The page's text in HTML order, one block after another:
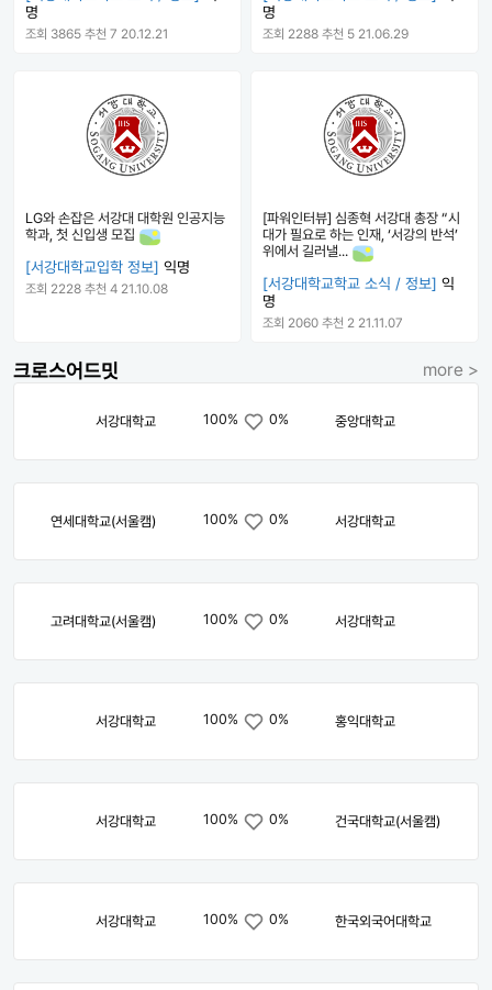
명
조회 3865 추천 7 20.12.21
명
조회 2288 추천 5 21.06.29
LG와 손잡은 서강대 대학원 인공지능
학과, 첫 신입생 모집
[서강대학교입학 정보] 익명
조회 2228 추천 4 21.10.08
[파워인터뷰] 심종혁 서강대 총장 “시
대가 필요로 하는 인재, ‘서강의 반석’
위에서 길러낼...
[서강대학교학교 소식 / 정보] 익
명
조회 2060 추천 2 21.11.07
크로스어드밋 more >
서강대학교 100% 0% 중앙대학교
연세대학교(서울캠) 100% 0% 서강대학교
고려대학교(서울캠) 100% 0% 서강대학교
서강대학교 100% 0% 홍익대학교
서강대학교 100% 0% 건국대학교(서울캠)
서강대학교 100% 0% 한국외국어대학교